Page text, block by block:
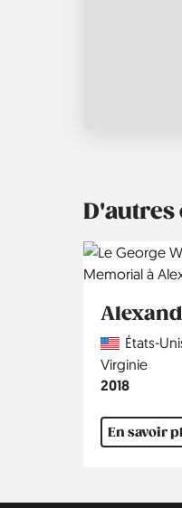
D'autres
Country
États-
Région
Virginie
Année
2018
En savoir